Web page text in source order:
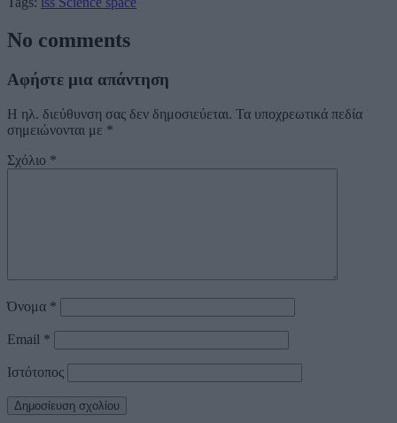
No comments
Αφήστε μια απάντηση
Η ηλ. διεύθυνση σας δεν δημοσιεύεται. Τα υποχρεωτικά πεδία
σημειώνονται με *
Σχόλιο *
Όνομα *
Email *
Ιστότοπος